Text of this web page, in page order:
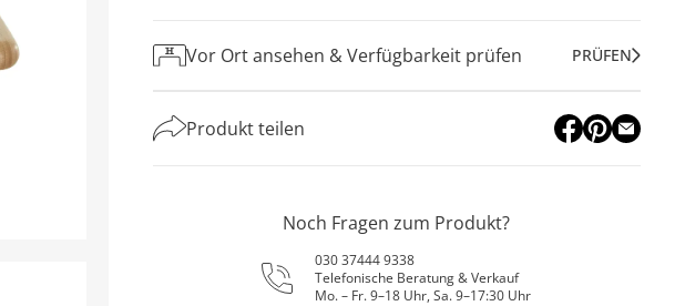
Vor Ort ansehen & Verfügbarkeit prüfen PRÜFEN
Produkt teilen
Noch Fragen zum Produkt?
030 37444 9338
Telefonische Beratung & Verkauf
Mo. – Fr. 9–18 Uhr, Sa. 9–17:30 Uhr